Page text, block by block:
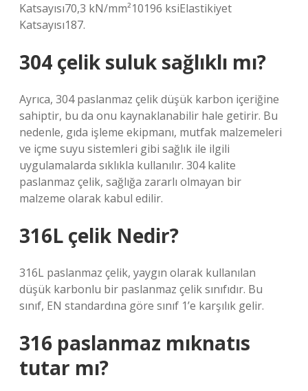
Katsayısı70,3 kN/mm²10196 ksiElastikiyet
Katsayısı187.
304 çelik suluk sağlıklı mı?
Ayrıca, 304 paslanmaz çelik düşük karbon içeriğine
sahiptir, bu da onu kaynaklanabilir hale getirir. Bu
nedenle, gıda işleme ekipmanı, mutfak malzemeleri
ve içme suyu sistemleri gibi sağlık ile ilgili
uygulamalarda sıklıkla kullanılır. 304 kalite
paslanmaz çelik, sağlığa zararlı olmayan bir
malzeme olarak kabul edilir.
316L çelik Nedir?
316L paslanmaz çelik, yaygın olarak kullanılan
düşük karbonlu bir paslanmaz çelik sınıfıdır. Bu
sınıf, EN standardına göre sınıf 1’e karşılık gelir.
316 paslanmaz mıknatıs
tutar mı?